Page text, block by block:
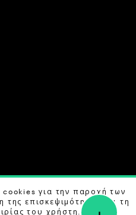
RIGHTS RESERVED.
BYB LABS
για την παροχή των
επισκεψιμότητας και τη
του χρήστη. Μάθετε